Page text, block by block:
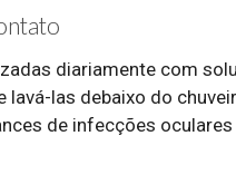
diariamente com
las debaixo do
de infecções